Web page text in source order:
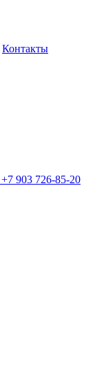
Контакты
+7 903 726-85-20